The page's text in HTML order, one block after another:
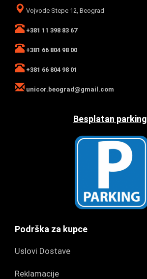
Vojvode Stepe 12, Beograd
+381 11 398 83 67
+381 66 804 98 00
+381 66 804 98 01
unicor.beograd@gmail.com
Besplatan parking
Podrška za kupce
Uslovi Dostave
Reklamacije